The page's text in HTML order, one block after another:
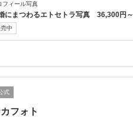
フィール写真
にまつわるエトセトラ写真 36,300円～
中
式
フォト